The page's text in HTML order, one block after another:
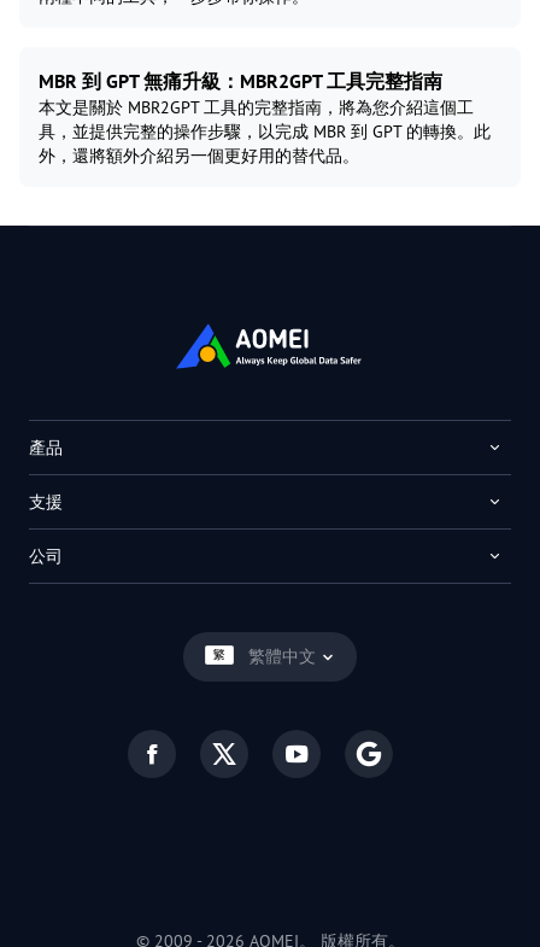
MBR 到 GPT 無痛升級：MBR2GPT 工具完整指南
本文是關於 MBR2GPT 工具的完整指南，將為您介紹這個工
具，並提供完整的操作步驟，以完成 MBR 到 GPT 的轉換。此
外，還將額外介紹另一個更好用的替代品。
繁體中文
產品
支援
公司
© 2009 - 2026 AOMEI。 版權所有。